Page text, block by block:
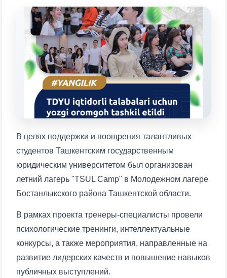
В целях поддержки и поощрения талантливых
студентов Ташкентским государственным
юридическим университетом был организован
летний лагерь "TSUL Camp" в Молодежном лагере
Бостанлыкского района Ташкентской области.
В рамках проекта тренеры-специалисты провели
психологические тренинги, интеллектуальные
конкурсы, а также мероприятия, направленные на
развитие лидерских качеств и повышение навыков
публичных выступлений.
Выберите тему — затем появятся
конкретные вопросы:
1. Документы (бакалавр) (5) 2. Документы (магистр) (4)
3. Собеседование (бакалавр) (8)
5. Стоимость обучения (2)
6. Онлайн-заявки (15) 7. Колл-центр (4)